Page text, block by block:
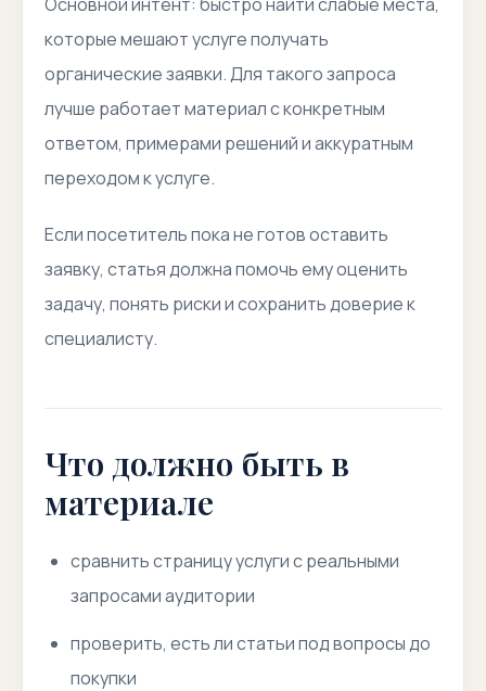
которые мешают услуге получать
органические заявки. Для такого запроса
лучше работает материал с конкретным
ответом, примерами решений и аккуратным
переходом к услуге.
Если посетитель пока не готов оставить
заявку, статья должна помочь ему оценить
задачу, понять риски и сохранить доверие к
специалисту.
Что должно быть в
материале
сравнить страницу услуги с реальными
запросами аудитории
проверить, есть ли статьи под вопросы до
покупки